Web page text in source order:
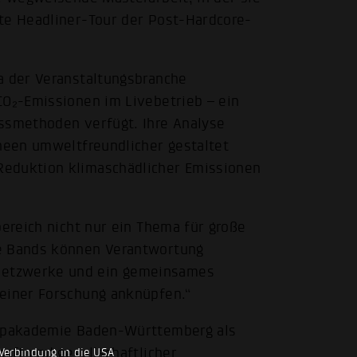
in die USA
Headliner-Tour der Post-Hardcore-
Veranstaltungsbranche
Emissionen im Livebetrieb – ein
verfügt. Ihre Analyse
umweltfreundlicher gestaltet
klimaschädlicher Emissionen
nicht nur ein Thema für große
Bands können Verantwortung
und ein gemeinsames
Forschung anknüpfen.“
Baden-Württemberg als
und gesellschaftlicher